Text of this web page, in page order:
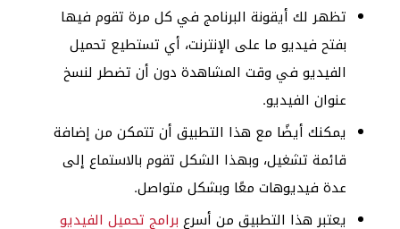
تظهر لك أيقونة البرنامج في كل مرة تقوم فيها
بفتح فيديو ما على الإنترنت، أي تستطيع تحميل
الفيديو في وقت المشاهدة دون أن تضطر لنسخ
عنوان الفيديو.
يمكنك أيضًا مع هذا التطبيق أن تتمكن من إضافة
قائمة تشغيل، وبهذا الشكل تقوم بالاستماع إلى
عدة فيديوهات معًا وبشكل متواصل.
يعتبر هذا التطبيق من أسرع برامج تحميل الفيديو